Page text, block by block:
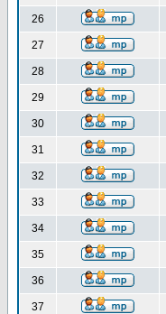
26
27
28
29
30
31
32
33
34
35
36
37